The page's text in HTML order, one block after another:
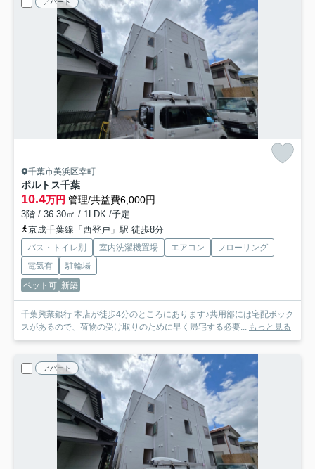
千葉市美浜区幸町
ポルトス千葉
10.4万円 管理/共益費6,000円
3階 / 36.30㎡ / 1LDK /予定
京成千葉線「西登戸」駅 徒歩8分
バス・トイレ別 室内洗濯機置場 エアコン
フローリング
電気有
駐輪場
ペット可 新築
千葉興業銀行 本店が徒歩4分のところにあります♪共用部には宅配ボック
スがあるので、荷物の受け取りのために早く帰宅する必要...
もっと見る
アパート